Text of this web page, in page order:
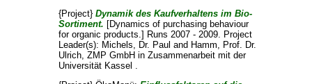
{Project} Dynamik des Kaufverhaltens im Bio-
Sortiment. [Dynamics of purchasing behaviour
for organic products.] Runs 2007 - 2009. Project
Leader(s): Michels, Dr. Paul and Hamm, Prof. Dr.
Ulrich, ZMP GmbH in Zusammenarbeit mit der
Universität Kassel .